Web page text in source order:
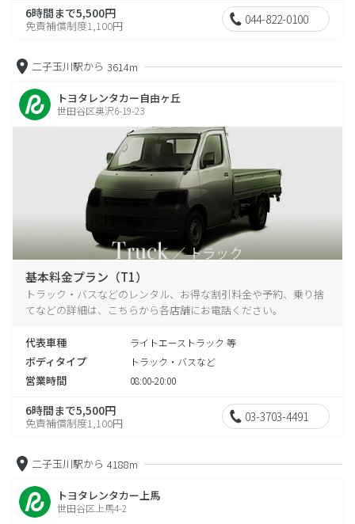
6時間まで5,500円
免責補償制度1,100円 044-822-0100
二子玉川駅から 3614m
トヨタレンタカー自由ヶ丘
世田谷区奥沢6-19-23
基本料金プラン（T1）
トラック・バスなどのレンタル、お得な割引料金や予約、乗り捨
てなどの詳細は、こちらから各店舗にお電話ください。
代表車種 ライトエーストラック 等
ボディタイプ トラック・バスなど
営業時間 08:00-20:00
6時間まで5,500円
免責補償制度1,100円 03-3703-4491
二子玉川駅から 4188m
トヨタレンタカー上馬
世田谷区上馬4-2